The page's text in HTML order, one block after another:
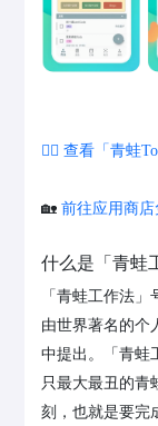
👉🏻 查看「青蛙
🏡前往应用商
什么是「青蛙
「青蛙工作法
由世界著名的个
中提出。「青蛙
只最大最丑的青
刻，也就是要完